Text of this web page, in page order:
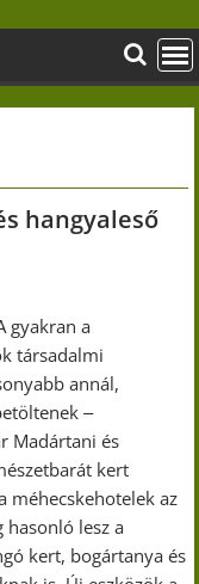
hangyaleső
gyakran a
társadalmi
annál,
‒
Madártani és
kert
méhecskehotelek az
lesz a
kert, bogártanya és